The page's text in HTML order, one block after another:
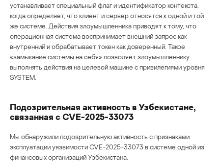
устанавливает специальный флаг и идентификатор контекста,
когда определяет, что клиент и сервер относятся к одной и той
же системе. Действия злоумышленника приводят к тому, что
операционная система воспринимает внешний запрос как
внутренний и обрабатывает токен как доверенный. Такое
«замыкание системы на себя» позволяет злоумышленнику
выполнять действия на целевой машине с привилегиями уровня
SYSTEM.
Подозрительная активность в Узбекистане,
связанная с CVE-2025-33073
Мы обнаружили подозрительную активность с признаками
эксплуатации уязвимости CVE-2025-33073 в системе одной из
финансовых организаций Узбекистана.